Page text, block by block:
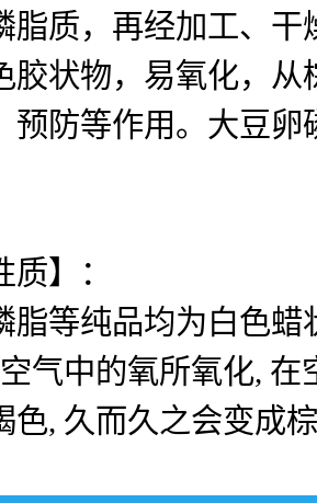
脂质，再经加工、
胶状物，易氧化，
预防等作用。大豆
】：
脂等纯品均为白色
气中的氧所氧化,
色, 久而久之会变成